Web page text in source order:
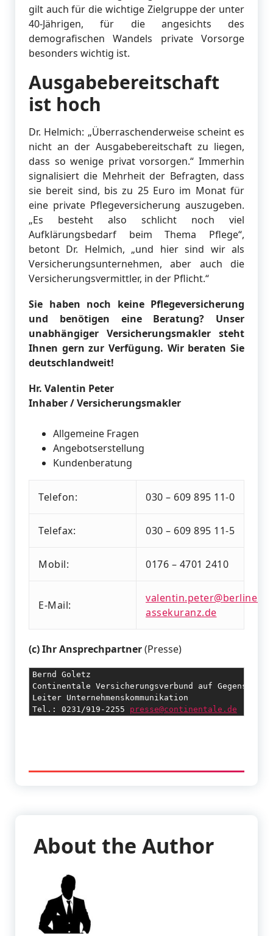
gilt auch für die wichtige Zielgruppe der unter
40-Jährigen, für die angesichts des
demografischen Wandels private Vorsorge
besonders wichtig ist.
Ausgabebereitschaft
ist hoch
Dr. Helmich: „Überraschenderweise scheint es
nicht an der Ausgabebereitschaft zu liegen,
dass so wenige privat vorsorgen.“ Immerhin
signalisiert die Mehrheit der Befragten, dass
sie bereit sind, bis zu 25 Euro im Monat für
eine private Pflegeversicherung auszugeben.
„Es besteht also schlicht noch viel
Aufklärungsbedarf beim Thema Pflege“,
betont Dr. Helmich, „und hier sind wir als
Versicherungsunternehmen, aber auch die
Versicherungsvermittler, in der Pflicht.“
Sie haben noch keine Pflegeversicherung
und benötigen eine Beratung? Unser
unabhängiger Versicherungsmakler steht
Ihnen gern zur Verfügung. Wir beraten Sie
deutschlandweit!
Hr. Valentin Peter
Inhaber / Versicherungsmakler
Allgemeine Fragen
Angebotserstellung
Kundenberatung
Telefon: 030 – 609 895 11-0
Telefax: 030 – 609 895 11-5
Mobil: 0176 – 4701 2410
E-Mail:
valentin.peter@berliner-
assekuranz.de
(c) Ihr Ansprechpartner(Presse)
Bernd Goletz
Continentale Versicherungsverbund auf
Leiter Unternehmenskommunikation
Tel.: 0231/919-2255 presse@continentale.de
About the Author